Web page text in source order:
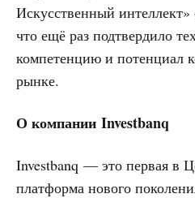
Искусственный
что ещё раз подтвердило
компетенцию и потенциал
рынке.
О компании Investbanq
Investbanq — это первая в
платформа нового